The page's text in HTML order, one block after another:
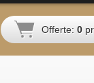
Offerte: 0